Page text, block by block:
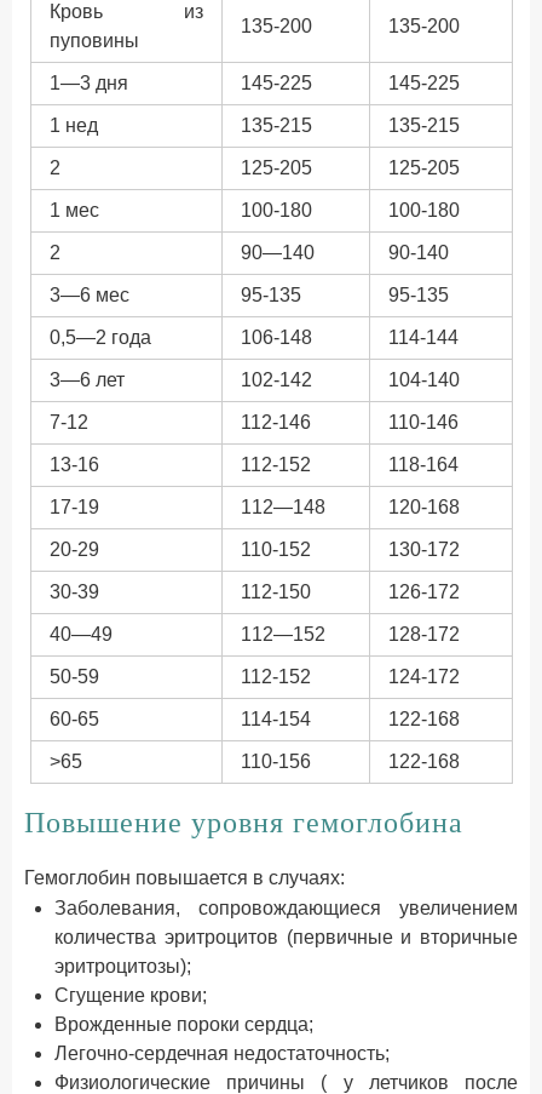
Кровь из
пуповины
135-200 135-200
1—3 дня 145-225 145-225
1 нед 135-215 135-215
2 125-205 125-205
1 мес 100-180 100-180
2 90—140 90-140
3—6 мес 95-135 95-135
0,5—2 года 106-148 114-144
3—6 лет 102-142 104-140
7-12 112-146 110-146
13-16 112-152 118-164
17-19 112—148 120-168
20-29 110-152 130-172
30-39 112-150 126-172
40—49 112—152 128-172
50-59 112-152 124-172
60-65 114-154 122-168
>65 110-156 122-168
Повышение уровня гемоглобина
Гемоглобин повышается в случаях:
Заболевания, сопровождающиеся увеличением
количества эритроцитов (первичные и вторичные
эритроцитозы);
Сгущение крови;
Врожденные пороки сердца;
Легочно-сердечная недостаточность;
Физиологические причины ( у летчиков после